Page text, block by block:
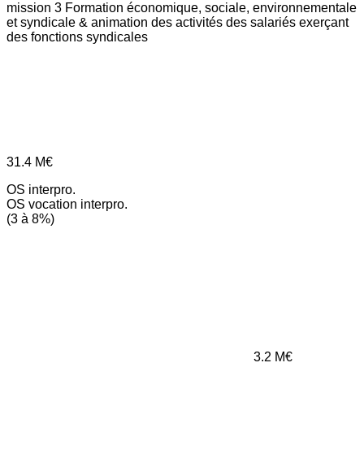
mission 3 Formation économique, sociale, environnementale
et syndicale & animation des activités des salariés exerçant
des fonctions syndicales
31.4 M€
OS interpro.
OS vocation interpro.
(3 à 8%)
3.2 M€